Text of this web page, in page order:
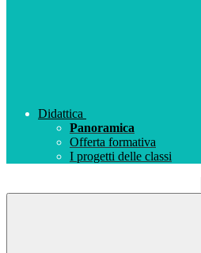
Didattica
Panoramica
Offerta formativa
I progetti delle classi